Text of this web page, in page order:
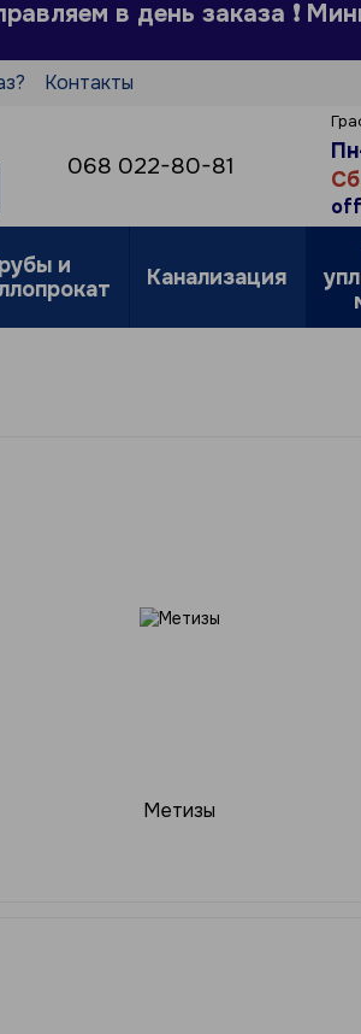
в день заказа ❗
Контакты
068 022-80-81
и
Канализация
Метизы